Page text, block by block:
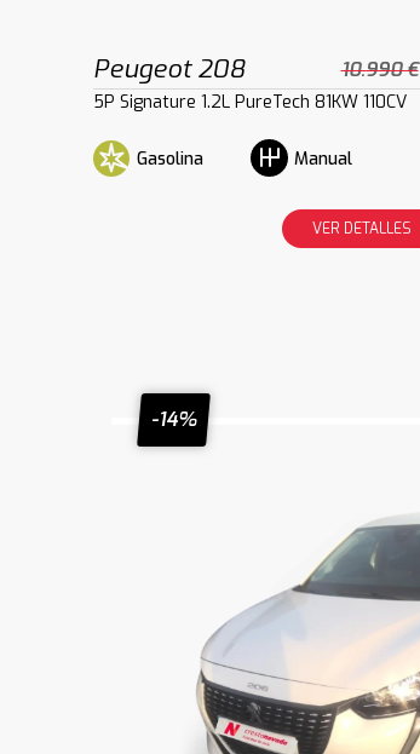
Peugeot 208 10.990 €
5P Signature 1.2L PureTech 81KW 110CV
Gasolina Manual
VER DETALLES
-14%